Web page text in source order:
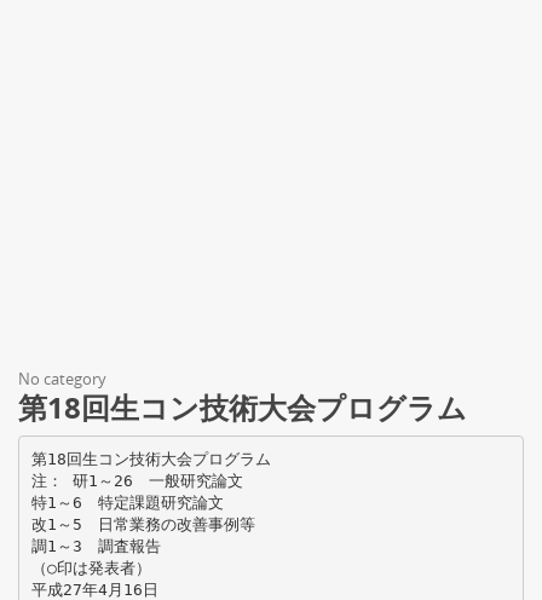
No category
第18回生コン技術大会プログラム
第18回生コン技術大会プログラム
注： 研1～26 一般研究論文
特1～6 特定課題研究論文
改1～5 日常業務の改善事例等
調1～3 調査報告
（○印は発表者）
平成27年4月16日